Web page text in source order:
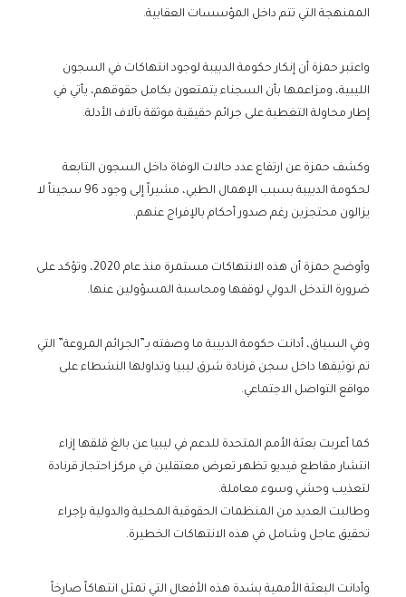
الممنهجة التي تتم داخل المؤسسات العقابية.
واعتبر حمزة أن إنكار حكومة الدبيبة لوجود انتهاكات في السجون
الليبية، ومزاعمها بأن السجناء يتمتعون بكامل حقوقهم، يأتي في
إطار محاولة التغطية على جرائم حقيقية موثقة بآلاف الأدلة.
وكشف حمزة عن ارتفاع عدد حالات الوفاة داخل السجون التابعة
لحكومة الدبيبة بسبب الإهمال الطبي، مشيراً إلى وجود 96 سجيناً لا
يزالون محتجزين رغم صدور أحكام بالإفراج عنهم.
وأوضح حمزة أن هذه الانتهاكات مستمرة منذ عام 2020، وتؤكد على
ضرورة التدخل الدولي لوقفها ومحاسبة المسؤولين عنها.
وفي السياق، أدانت حكومة الدبيبة ما وصفته بـ”الجرائم المروعة” التي
تم توثيقها داخل سجن قرنادة شرق ليبيا وتداولها النشطاء على
مواقع التواصل الاجتماعي.
كما أعربت بعثة الأمم المتحدة للدعم في ليبيا عن بالغ قلقها إزاء
انتشار مقاطع فيديو تظهر تعرض معتقلين في مركز احتجاز قرنادة
لتعذيب وحشي وسوء معاملة.
وطالبت العديد من المنظمات الحقوقية المحلية والدولية بإجراء
تحقيق عاجل وشامل في هذه الانتهاكات الخطيرة.
وأدانت البعثة الأممية بشدة هذه الأفعال التي تمثل انتهاكاً صارخاً